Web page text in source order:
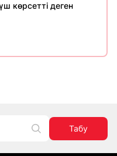
көрсетті деген
Табу